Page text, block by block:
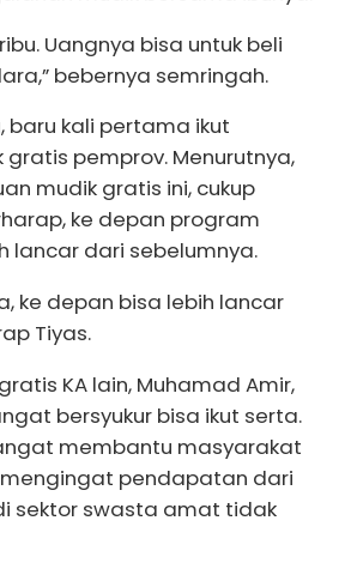
Uangnya bisa untuk beli
bebernya semringah.
baru kali pertama ikut
pemprov. Menurutnya,
mudik gratis ini, cukup
ke depan program
lancar dari sebelumnya.
ke depan bisa lebih lancar
Tiyas.
KA lain, Muhamad Amir,
bersyukur bisa ikut serta.
membantu masyarakat
pendapatan dari
sektor swasta amat tidak